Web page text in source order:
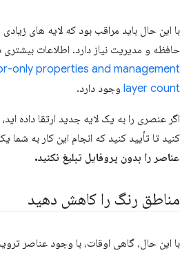
با این حال باید مراقب بود که لایه های زیادی
حافظه و مدیریت نیاز دارد. اطلاعات
only properties and management
layer count وجود دارد.
کنید تا تأیید کنید که انجام این کار به
عناصر را بدون پروفایل تبلیغ نکنید.
مناطق رنگ را کاهش دهید
با این حال، گاهی اوقات، با وجود عناصر